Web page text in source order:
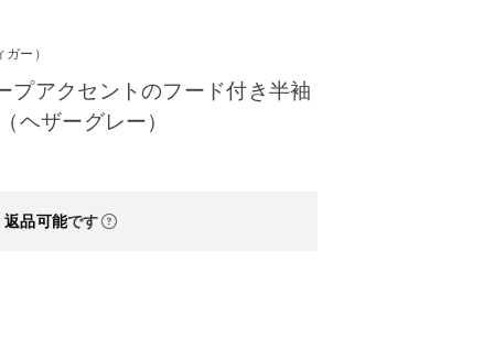
ー）
アクセントのフード付き半袖
ヘザーグレー）
品可能です